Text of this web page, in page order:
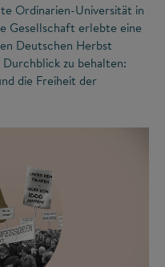
Ordinarien-Universität in
Gesellschaft erlebte eine
Deutschen Herbst
zu behalten:
die Freiheit der